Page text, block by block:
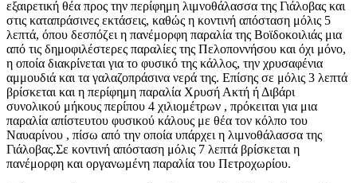
εξαιρετική θέα προς την περίφημη λιμνοθάλασσα της Γιάλοβας και
στις καταπράσινες εκτάσεις, καθώς η κοντινή απόσταση μόλις 5
λεπτά, όπου δεσπόζει η πανέμορφη παραλία της Βοϊδοκοιλιάς μια
από τις δημοφιλέστερες παραλίες της Πελοποννήσου και όχι μόνο,
η οποία διακρίνεται για το φυσικό της κάλλος, την χρυσαφένια
αμμουδιά και τα γαλαζοπράσινα νερά της. Επίσης σε μόλις 3 λεπτά
βρίσκεται και η περίφημη παραλία Χρυσή Ακτή ή Διβάρι
συνολικού μήκους περίπου 4 χιλιομέτρων , πρόκειται για μια
παραλία απίστευτου φυσικού κάλους με θέα τον κόλπο του
Ναυαρίνου , πίσω από την οποία υπάρχει η λιμνοθάλασσα της
Γιάλοβας.Σε κοντινή απόσταση μόλις 7 λεπτά βρίσκεται η
πανέμορφη και οργανωμένη παραλία του Πετροχωρίου.